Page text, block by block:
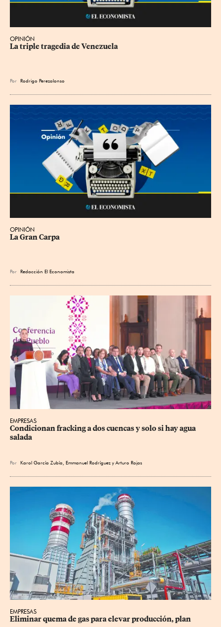
OPINIÓN
La triple tragedia de Venezuela
Por Rodrigo Perezalonso
OPINIÓN
La Gran Carpa
Por Redacción El Economista
EMPRESAS
Condicionan fracking a dos cuencas y solo si hay agua
salada
Por Karol García Zubía Emmanuel Rodríguez yArturo Rojas
EMPRESAS
Eliminar quema de gas para elevar producción, plan